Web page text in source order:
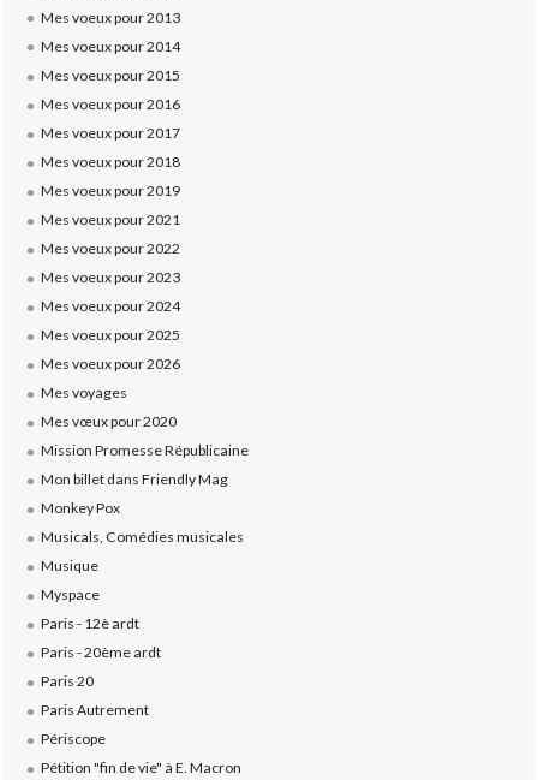
Mes voeux pour 2013
Mes voeux pour 2014
Mes voeux pour 2015
Mes voeux pour 2016
Mes voeux pour 2017
Mes voeux pour 2018
Mes voeux pour 2019
Mes voeux pour 2021
Mes voeux pour 2022
Mes voeux pour 2023
Mes voeux pour 2024
Mes voeux pour 2025
Mes voeux pour 2026
Mes voyages
Mes vœux pour 2020
Mission Promesse Républicaine
Mon billet dans Friendly Mag
Monkey Pox
Musicals, Comédies musicales
Musique
Myspace
Paris - 12è ardt
Paris - 20ème ardt
Paris 20
Paris Autrement
Périscope
Pétition "fin de vie" à E. Macron